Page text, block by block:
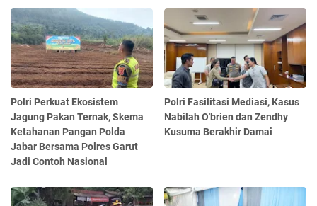
Polri Perkuat Ekosistem
Jagung Pakan Ternak, Skema
Ketahanan Pangan Polda
Jabar Bersama Polres Garut
Jadi Contoh Nasional
Polri Fasilitasi Mediasi, Kasus
Nabilah O'brien dan Zendhy
Kusuma Berakhir Damai